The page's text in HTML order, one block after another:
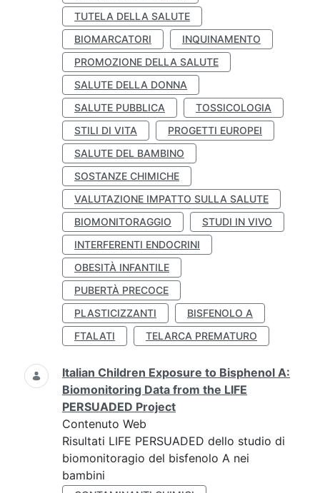
TUTELA DELLA SALUTE
BIOMARCATORI
INQUINAMENTO
PROMOZIONE DELLA SALUTE
SALUTE DELLA DONNA
SALUTE PUBBLICA
TOSSICOLOGIA
STILI DI VITA
PROGETTI EUROPEI
SALUTE DEL BAMBINO
SOSTANZE CHIMICHE
VALUTAZIONE IMPATTO SULLA SALUTE
BIOMONITORAGGIO
STUDI IN VIVO
INTERFERENTI ENDOCRINI
OBESITÀ INFANTILE
PUBERTÀ PRECOCE
PLASTICIZZANTI
BISFENOLO A
FTALATI
TELARCA PREMATURO
Italian Children Exposure to Bisphenol A:
Biomonitoring Data from the LIFE
PERSUADED Project
Contenuto Web
Risultati LIFE PERSUADED dello studio di
biomonitoragio del bisfenolo A nei
bambini